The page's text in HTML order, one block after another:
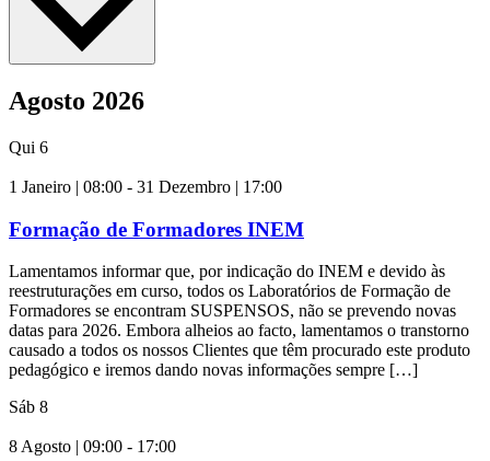
Agosto 2026
Qui 6
1 Janeiro | 08:00 - 31 Dezembro | 17:00
Formação de Formadores INEM
Lamentamos informar que, por indicação do INEM e devido às
reestruturações em curso, todos os Laboratórios de Formação de
Formadores se encontram SUSPENSOS, não se prevendo novas
datas para 2026. Embora alheios ao facto, lamentamos o transtorno
causado a todos os nossos Clientes que têm procurado este produto
pedagógico e iremos dando novas informações sempre […]
Sáb 8
8 Agosto | 09:00 - 17:00